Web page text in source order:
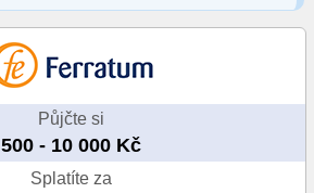
Půjčte si
500 - 10 000 Kč
Splatíte za